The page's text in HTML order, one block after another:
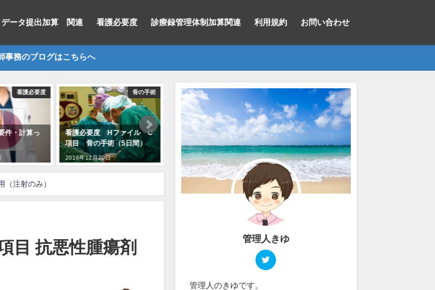
データ提出加算 関連 看護必要度 診療録管理体制加算関連 利用規約 お問い合わせ
事務のブログはこちらへ
骨の手術
ファイル C
5日間）
データ提出加算 関連
データ提出加算【初心者向
け】ポリペク実施したら診
療目的・経過は？
H30年Hファイル（看護必要
度）どう変わったのか？Ⅱ
の方が楽じゃん？
2018年3月11日
データ提出加算 関連
様式３の病床機能報告・
EF・Hファイルの病棟コー
ド探し方はこれ。
2018年6月14日
（注射のみ）
目 抗悪性腫瘍剤
管理人きゆ
管理人のきゆです。